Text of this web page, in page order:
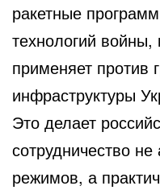
ракетные
технологий войны,
применяет против
инфраструктуры
Это делает
сотрудничество
режимов, а